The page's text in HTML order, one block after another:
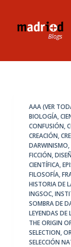
a
AAA (VER
BIOLOGÍA,
CONFUSIÓN,
CREACIÓN,
DARWINISMO,
FICCIÓN,
CIENTÍFICA,
FILOSOFÍA,
HISTORIA DE
INGSOC,
SOMBRA DE
LEYENDAS DE
THE ORIGIN
SELECTION,
SELECCIÓN